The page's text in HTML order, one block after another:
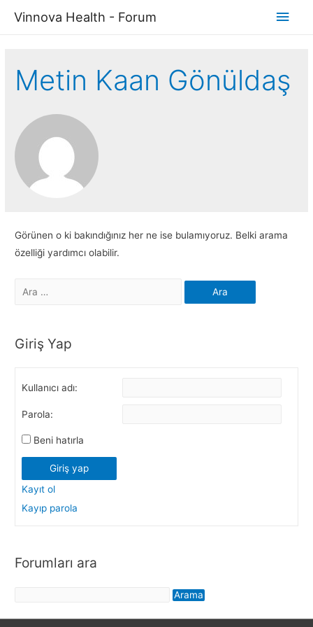
Vinnova Health - Forum
Ana
Metin Kaan Gönüldaş
Görünen o ki bakındığınız her ne ise bulamıyoruz. Belki arama
özelliği yardımcı olabilir.
Arama:
Giriş Yap
Kullanıcı adı:
Parola:
Beni hatırla
Giriş yap
Kayıt ol
Kayıp parola
Forumları ara